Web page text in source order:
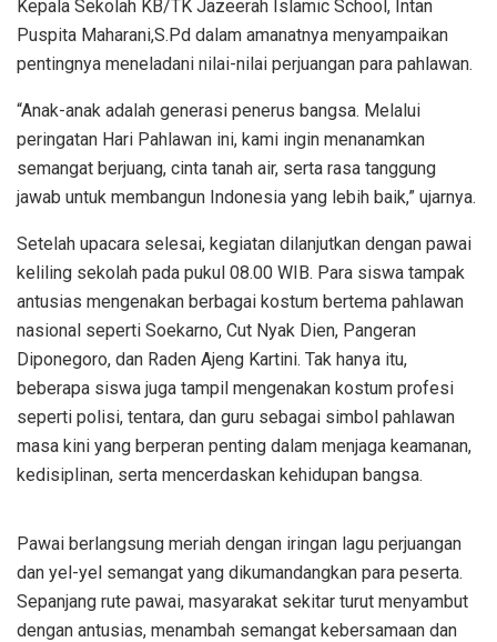
Kepala Sekolah KB/TK Jazeerah Islamic School, Intan
Puspita Maharani,S.Pd dalam amanatnya menyampaikan
pentingnya meneladani nilai-nilai perjuangan para pahlawan.
“Anak-anak adalah generasi penerus bangsa. Melalui
peringatan Hari Pahlawan ini, kami ingin menanamkan
semangat berjuang, cinta tanah air, serta rasa tanggung
jawab untuk membangun Indonesia yang lebih baik,” ujarnya.
Setelah upacara selesai, kegiatan dilanjutkan dengan pawai
keliling sekolah pada pukul 08.00 WIB. Para siswa tampak
antusias mengenakan berbagai kostum bertema pahlawan
nasional seperti Soekarno, Cut Nyak Dien, Pangeran
Diponegoro, dan Raden Ajeng Kartini. Tak hanya itu,
beberapa siswa juga tampil mengenakan kostum profesi
seperti polisi, tentara, dan guru sebagai simbol pahlawan
masa kini yang berperan penting dalam menjaga keamanan,
kedisiplinan, serta mencerdaskan kehidupan bangsa.
Pawai berlangsung meriah dengan iringan lagu perjuangan
dan yel-yel semangat yang dikumandangkan para peserta.
Sepanjang rute pawai, masyarakat sekitar turut menyambut
dengan antusias, menambah semangat kebersamaan dan